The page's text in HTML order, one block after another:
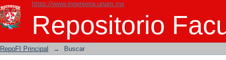
https://www.ingenieria.unam.mx
Repositorio
Buscar
RepoFI Principal → Buscar